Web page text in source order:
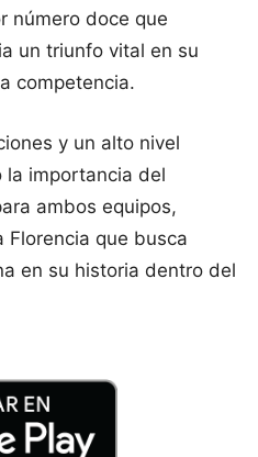
número doce que
un triunfo vital en su
competencia.
y un alto nivel
importancia del
ambos equipos,
Florencia que busca
en su historia dentro del